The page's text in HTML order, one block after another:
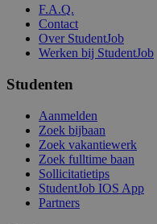
F.A.Q.
Contact
Over StudentJob
Werken bij StudentJob
Studenten
Aanmelden
Zoek bijbaan
Zoek vakantiewerk
Zoek fulltime baan
Sollicitatietips
StudentJob IOS App
Partners